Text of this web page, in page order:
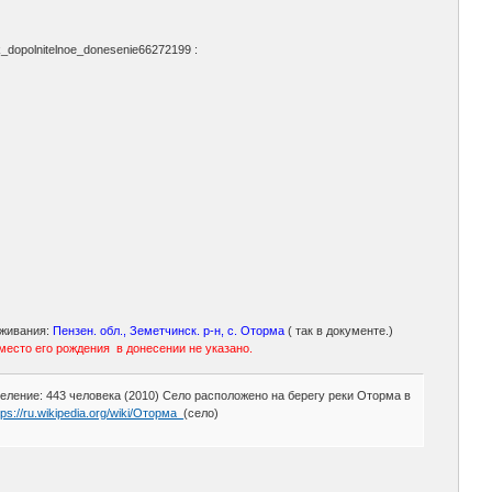
:
Пензен. обл., Земетчинск. р-н, с. Оторма ( так в документе.)
его рождения в донесении не указано.
443 человека (2010) Село расположено на берегу реки Оторма в
ru.wikipedia.org/wiki/Оторма_ (село)